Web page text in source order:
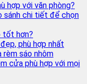
hợp với văn phòng?
sánh chi tiết để chọn
tốt hơn?
phù hợp nhất
rèm sáo nhôm
cửa phù hợp với mọi